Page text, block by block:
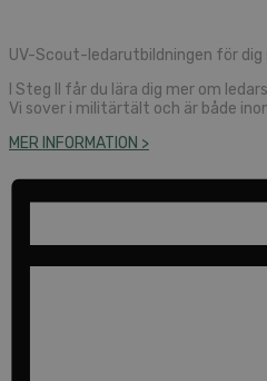
UV-Scout-ledarutbildningen för dig
I Steg II får du lära dig mer om
Vi sover i militärtält och är både
MER INFORMATION >